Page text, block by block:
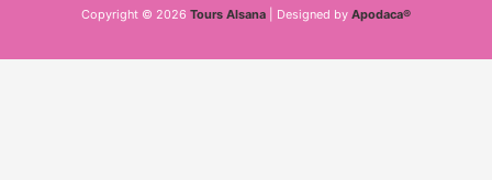
Copyright © 2026 Tours Alsana | Designed by Apodaca®